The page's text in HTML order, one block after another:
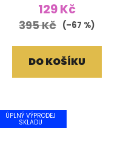
129 Kč
395 Kč (–67 %)
DO KOŠÍKU
ÚPLNÝ VÝPRODEJ
SKLADU